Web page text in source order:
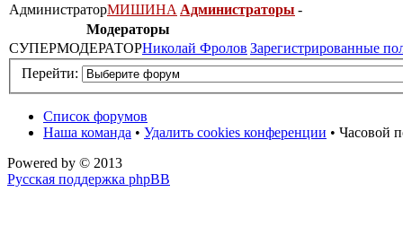
АдминистраторМИШИНА Администраторы -
Модераторы
СУПЕРМОДЕРАТОРНиколай Фролов Зарегистрированные
Перейти:
Список форумов
Наша команда • Удалить cookies конференции • Часовой
Powered by © 2013
Русская поддержка phpBB